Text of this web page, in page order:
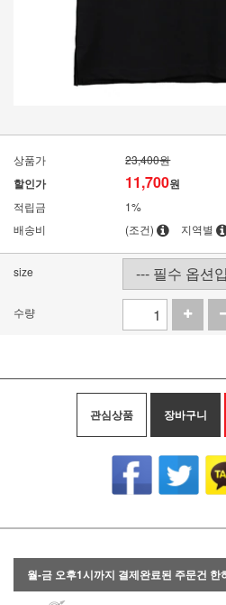
상품가 23,400원
할인가 11,700원
적립금
1%
배송비
(조건) 지역별
size
수량
관심상품 장바구니
월-금 오후1시까지 결제완료된 주문건